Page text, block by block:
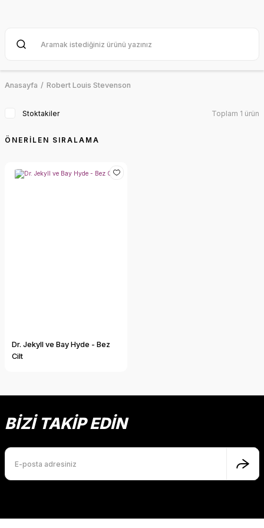
Anasayfa Robert Louis Stevenson
Stoktakiler Toplam 1 ürün
Dr. Jekyll ve Bay Hyde - Bez
Cilt
BİZİ TAKİP EDİN